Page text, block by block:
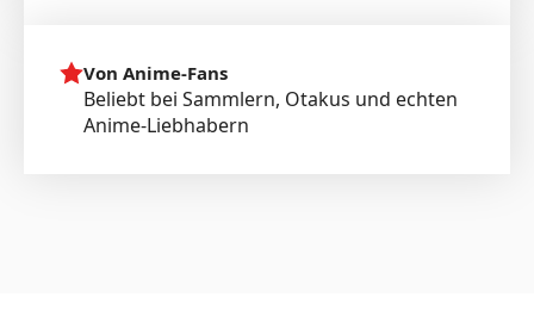
Von Anime-Fans
Beliebt bei Sammlern, Otakus und echten
Anime-Liebhabern